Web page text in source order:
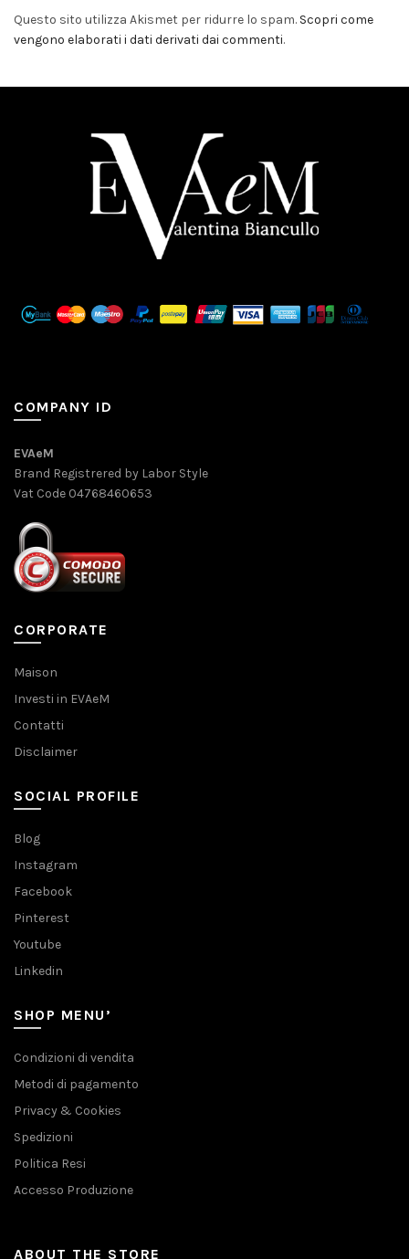
Questo sito utilizza Akismet per ridurre lo spam. Scopri come
vengono elaborati i dati derivati dai commenti.
COMPANY ID
EVAeM
Brand Registrered by Labor Style
Vat Code 04768460653
CORPORATE
Maison
Investi in EVAeM
Contatti
Disclaimer
SOCIAL PROFILE
Blog
Instagram
Facebook
Pinterest
Youtube
Linkedin
SHOP MENU’
Condizioni di vendita
Metodi di pagamento
Privacy & Cookies
Spedizioni
Politica Resi
Accesso Produzione
ABOUT THE STORE